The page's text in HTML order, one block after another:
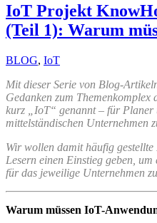
IoT Projekt
(Teil 1): Warum
BLOG, IoT
Mit dieser Serie von Blog-
Gedanken zum
kurz „IoT“ genannt – für Planer
mittelständischen Unternehmen
Wir wollen damit häufig
Lesern einen Einstieg geben,
für das jeweilige Unternehmen
Warum müssen IoT-